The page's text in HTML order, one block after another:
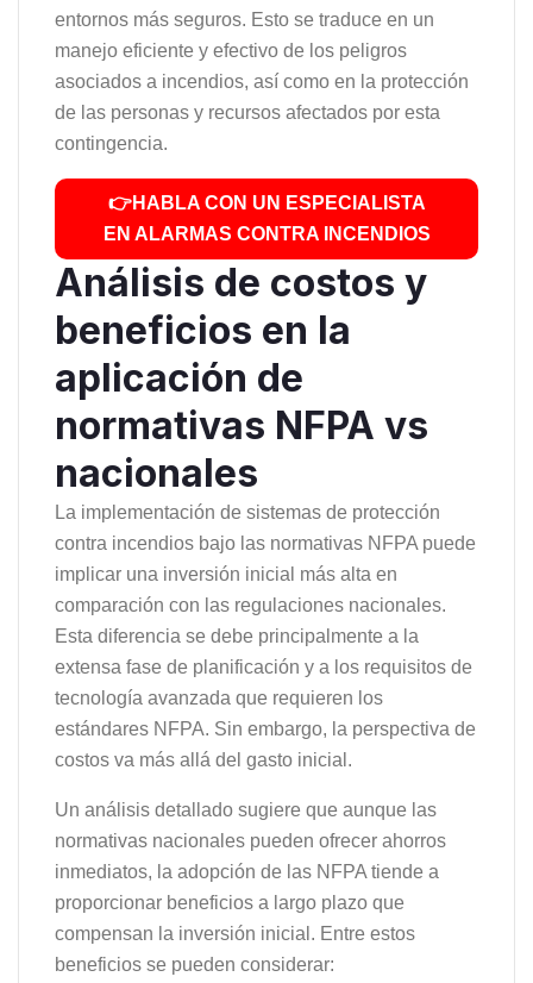
entornos más seguros. Esto se traduce en un
manejo eficiente y efectivo de los peligros
asociados a incendios, así como en la protección
de las personas y recursos afectados por esta
contingencia.
👉HABLA CON UN ESPECIALISTA
EN ALARMAS CONTRA INCENDIOS
Análisis de costos y
beneficios en la
aplicación de
normativas NFPA vs
nacionales
La implementación de sistemas de protección
contra incendios bajo las normativas NFPA puede
implicar una inversión inicial más alta en
comparación con las regulaciones nacionales.
Esta diferencia se debe principalmente a la
extensa fase de planificación y a los requisitos de
tecnología avanzada que requieren los
estándares NFPA. Sin embargo, la perspectiva de
costos va más allá del gasto inicial.
Un análisis detallado sugiere que aunque las
normativas nacionales pueden ofrecer ahorros
inmediatos, la adopción de las NFPA tiende a
proporcionar beneficios a largo plazo que
compensan la inversión inicial. Entre estos
beneficios se pueden considerar: